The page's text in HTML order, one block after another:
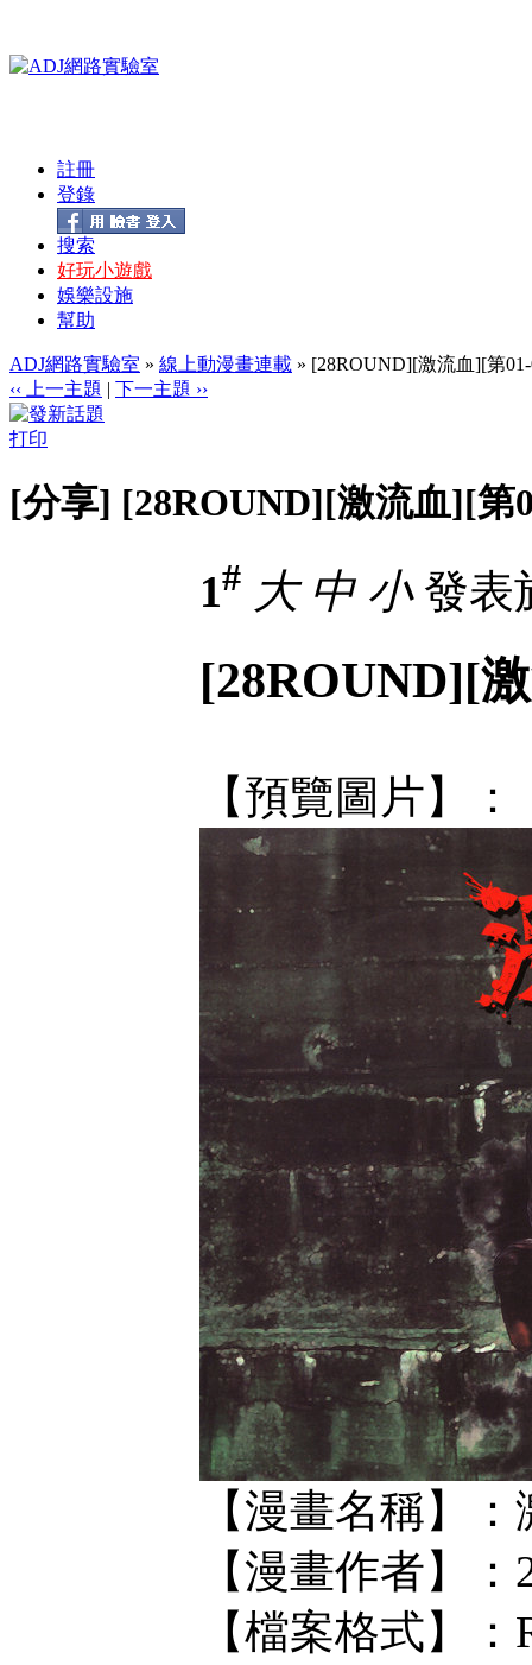
註冊
登錄
搜索
好玩小遊戲
娛樂設施
幫助
ADJ網路實驗室 » 線上動漫畫連載 » [28ROUND][激流血][第
‹‹ 上一主題 | 下一主題 ››
打印
[分享] [28ROUND][激流血][第
1# 大 中 小發表
[28ROUND][
【預覽圖片】：
【漫畫名稱】
【漫畫作者】：
【檔案格式】